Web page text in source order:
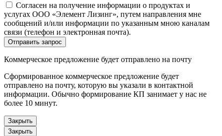
Согласен на получение информации о продуктах и
услугах ООО «Элемент Лизинг», путем направления мне
сообщений и/или информации по указанным мною каналам
связи (телефон и электронная почта).
Отправить запрос
Коммерческое предложение будет отправлено на почту
Сформированное коммерческое предложение будет
отправлено на почту, которую вы указали в контактной
информации. Обычно формирование КП занимает у нас не
более 10 минут.
Закрыть
Закрыть